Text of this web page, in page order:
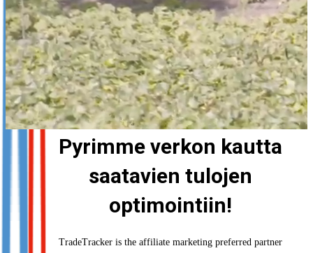
Pyrimme verkon kautta
saatavien tulojen
optimointiin!
TradeTracker is the affiliate marketing preferred partner